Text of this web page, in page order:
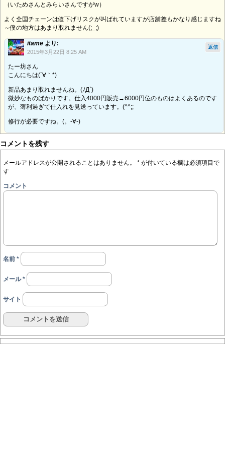
（いためさんとみらいさんですがw）
よく全国チェーンは値下げリスクが叫ばれていますが店舖差もかなり感じますね
～僕の地方はあまり取れません(;_;)
itame より:
2015年3月22日 8:25 AM
たー坊さん
こんにちは(´∀｀*)
新品あまり取れませんね。(ﾉД`)
微妙なものばかりです。仕入4000円販売→6000円位のものはよくあるのです
が、薄利過ぎて仕入れを見送っています。(^^;;
修行が必要ですね。(。-∀-)
返信
コメントを残す
メールアドレスが公開されることはありません。 * が付いている欄は必須項目で
す
コメント
名前 *
メール*
サイト